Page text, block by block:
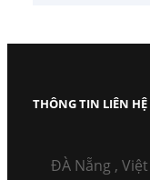
THÔNG TIN LIÊN HỆ
ĐÀ Nẵng ,